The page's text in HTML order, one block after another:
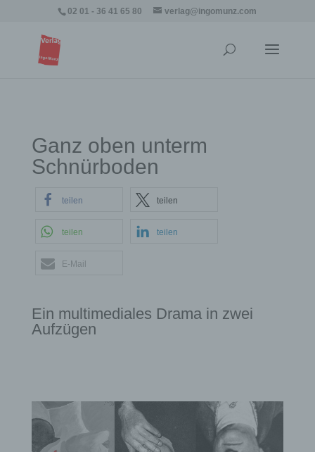
02 01 - 36 41 65 80 verlag@ingomunz.com
Ganz oben unterm
Schnürboden
teilen teilen
teilen teilen
E-Mail
Ein multimediales Drama in zwei
Aufzügen